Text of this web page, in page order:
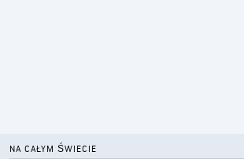
NA CAŁYM ŚWIECIE